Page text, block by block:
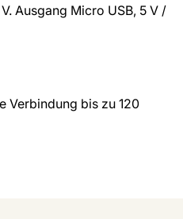
Ausgang Micro USB, 5 V /
Verbindung bis zu 120